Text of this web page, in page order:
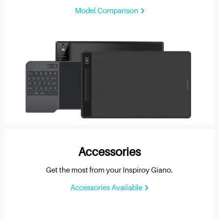
Model Comparison
Accessories
Get the most from your Inspiroy Giano.
Accessories Available